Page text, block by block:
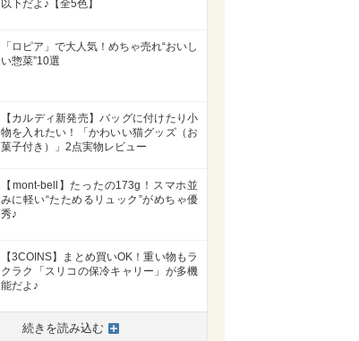
以下だよ♪【全5色】
「ロピア」で大人気！めちゃ売れ“おいし
い惣菜”10選
【カルディ新発売】バッグに付けたり小
物を入れたい！「かわいい猫グッズ（お
菓子付き）」2点実物レビュー
【mont-bell】たったの173g！スマホ並
みに軽い“たためるリュック”がめちゃ優
秀♪
【3COINS】まとめ買いOK！重い物もラ
クラク「スリコの保冷キャリー」が多機
能だよ♪
続きを読み込む